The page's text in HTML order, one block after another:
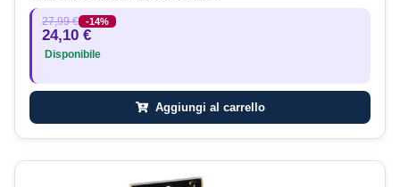
27,99 € -14%
24,10 €
Disponibile
Aggiungi al carrello